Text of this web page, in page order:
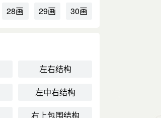
28画 29画 30画
左右结构
左中右结构
右上包围结构